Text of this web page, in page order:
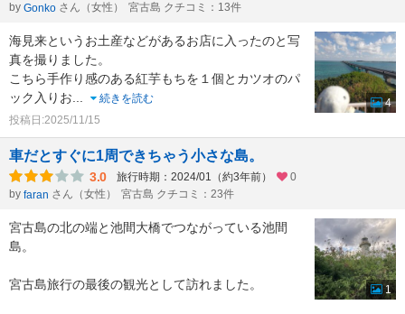
by Gonko さん（女性） 宮古島 クチコミ：13件
海見来というお土産などがあるお店に入ったのと写
真を撮りました。
こちら手作り感のある紅芋もちを１個とカツオのパ
ック入りお
続きを読む
投稿日:2025/11/15
4
車だとすぐに1周できちゃう小さな島。
3.0 旅行時期：2024/01（約3年前）
0
by faran さん（女性） 宮古島 クチコミ：23件
宮古島の北の端と池間大橋でつながっている池間
島。
宮古島旅行の最後の観光として訪れました。 1